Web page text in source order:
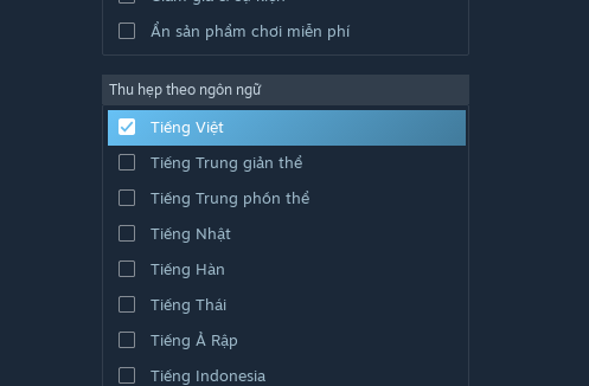
Ẩn sản phẩm chơi miễn phí
Thu hẹp theo ngôn ngữ
Tiếng Việt
Tiếng Trung giản thể
Tiếng Trung phồn thể
Tiếng Nhật
Tiếng Hàn
Tiếng Thái
Tiếng Ả Rập
Tiếng Indonesia